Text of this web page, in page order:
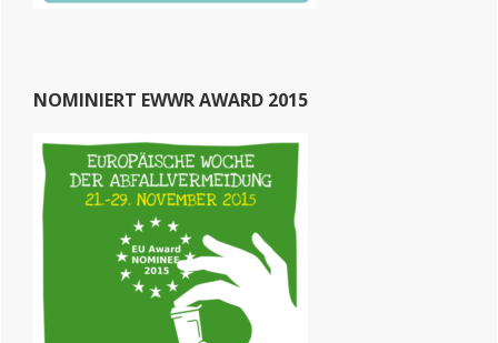
NOMINIERT EWWR AWARD 2015